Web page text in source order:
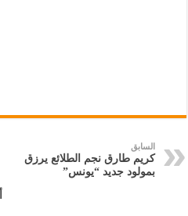
السابق
كريم طارق نجم الطلائع يرزق
بمولود جديد “يونس”